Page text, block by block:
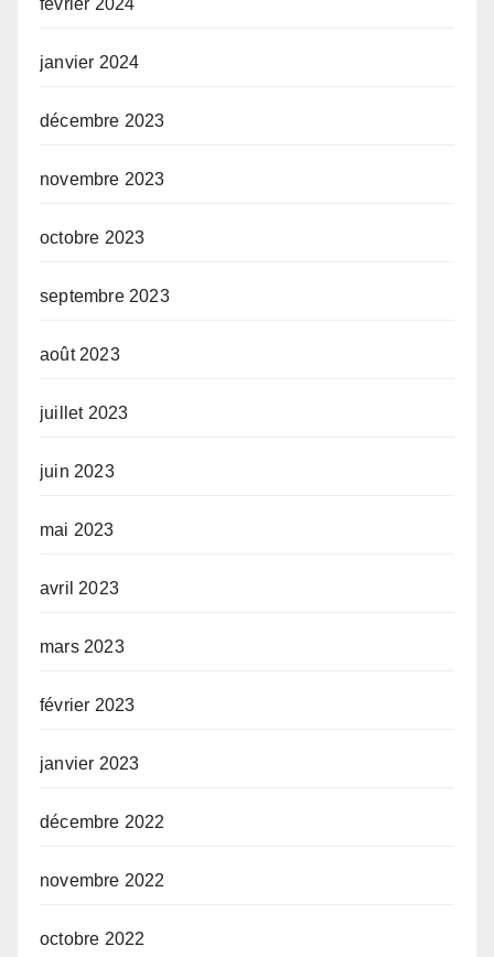
février 2024
janvier 2024
décembre 2023
novembre 2023
octobre 2023
septembre 2023
août 2023
juillet 2023
juin 2023
mai 2023
avril 2023
mars 2023
février 2023
janvier 2023
décembre 2022
novembre 2022
octobre 2022